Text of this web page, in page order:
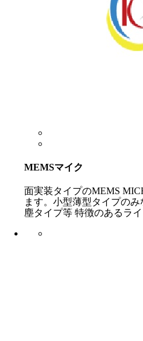
MEMSマイク
面実装タイプのMEMS
ます。小型薄型タイプの
塵タイプ等 特徴のあるラ